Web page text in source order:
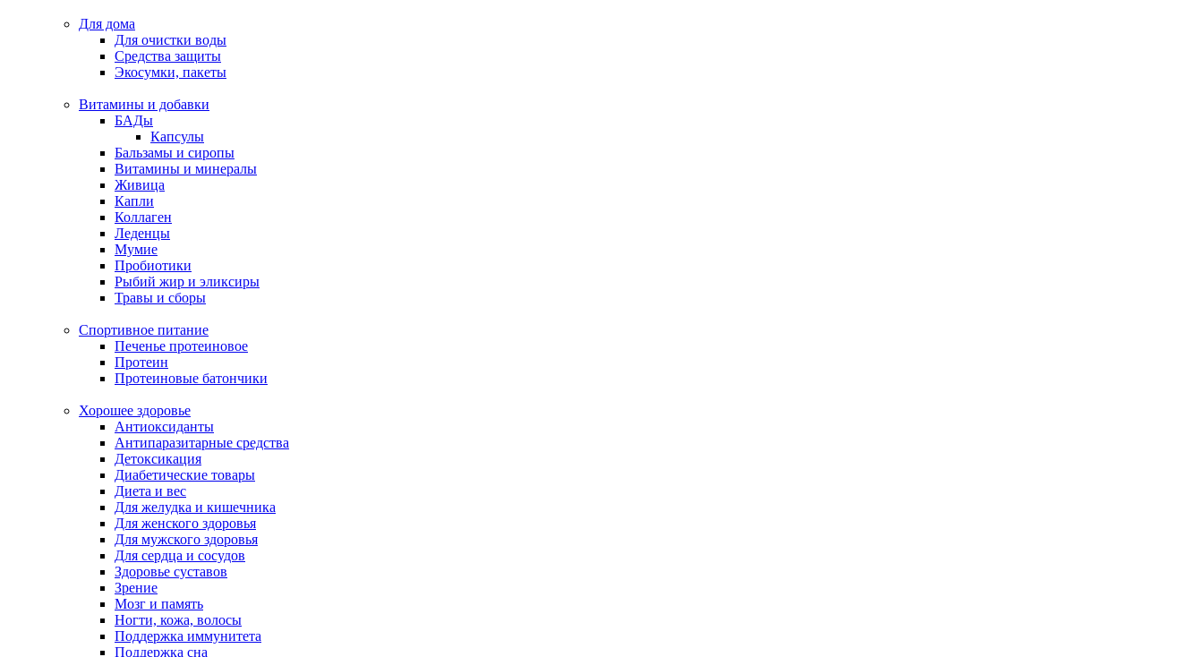
Для дома
Для очистки воды
Средства защиты
Экосумки, пакеты
Витамины и добавки
БАДы
Капсулы
Бальзамы и сиропы
Витамины и минералы
Живица
Капли
Коллаген
Леденцы
Мумие
Пробиотики
Рыбий жир и эликсиры
Травы и сборы
Спортивное питание
Печенье протеиновое
Протеин
Протеиновые батончики
Хорошее здоровье
Антиоксиданты
Антипаразитарные средства
Детоксикация
Диабетические товары
Диета и вес
Для желудка и кишечника
Для женского здоровья
Для мужского здоровья
Для сердца и сосудов
Здоровье суставов
Зрение
Мозг и память
Ногти, кожа, волосы
Поддержка иммунитета
Поддержка сна